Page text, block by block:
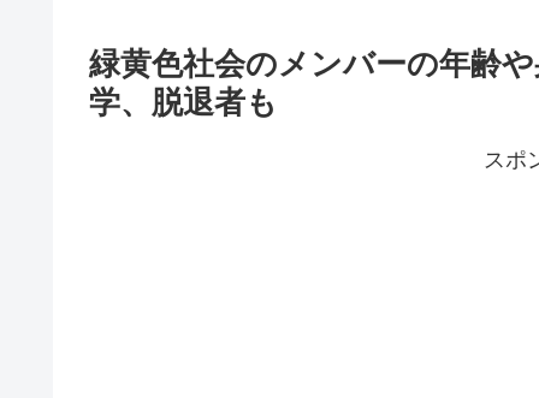
緑黄色社会のメンバーの年齢
学、脱退者も
スポ